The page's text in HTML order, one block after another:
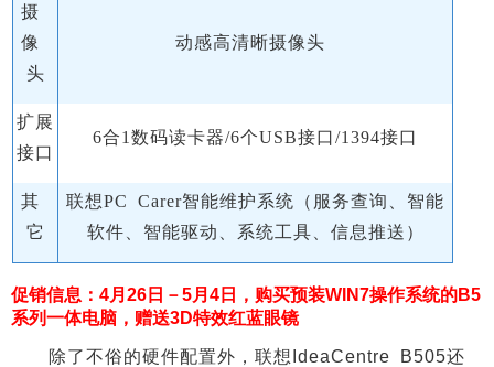
摄
像
头
动感高清晰摄像头
扩展
接口
6合1数码读卡器/6个USB接口/1394接口
其
它
联想PC Carer智能维护系统（服务查询、智能
软件、智能驱动、系统工具、信息推送）
促销信息：4月26日－5月4日，购买预装WIN7操作系统的B5
系列一体电脑，赠送3D特效红蓝眼镜
除了不俗的硬件配置外，联想IdeaCentre B505还